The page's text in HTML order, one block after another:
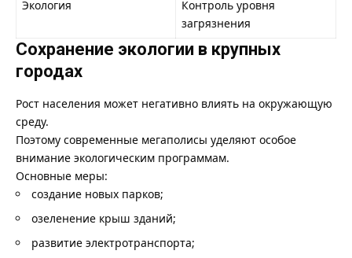
Экология
Контроль уровня
загрязнения
Сохранение экологии в крупных
городах
Рост населения может негативно влиять на окружающую
среду.
Поэтому современные мегаполисы уделяют особое
внимание экологическим программам.
Основные меры:
создание новых парков;
озеленение крыш зданий;
развитие электротранспорта;